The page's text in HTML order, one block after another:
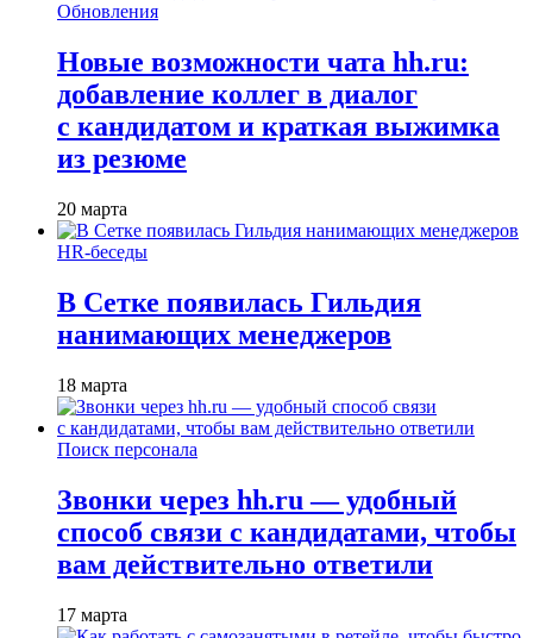
Обновления
Новые возможности чата hh.ru:
добавление коллег в диалог
с кандидатом и краткая выжимка
из резюме
20 марта
HR-беседы
В Сетке появилась Гильдия
нанимающих менеджеров
18 марта
Поиск персонала
Звонки через hh.ru — удобный
способ связи с кандидатами, чтобы
вам действительно ответили
17 марта